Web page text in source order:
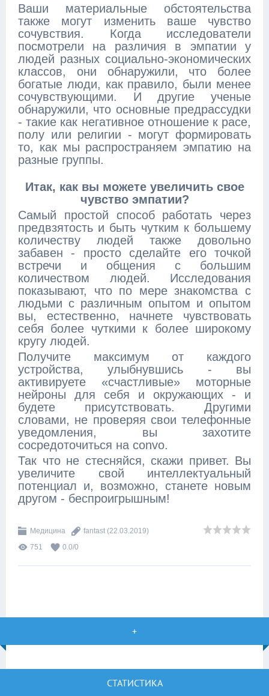
Ваши материальные обстоятельства
также могут изменить ваше чувство
сочувствия. Когда исследователи
посмотрели на различия в эмпатии у
людей разных социально-экономических
классов, они обнаружили, что более
богатые люди, как правило, были менее
сочувствующими. И другие ученые
обнаружили, что основные предрассудки
- такие как негативное отношение к расе,
полу или религии - могут формировать
то, как мы распространяем эмпатию на
разные группы.
Итак, как вы можете увеличить свое
чувство эмпатии?
Самый простой способ работать через
предвзятость и быть чутким к большему
количеству людей также довольно
забавен - просто сделайте его точкой
встречи и общения с большим
количеством людей. Исследования
показывают, что по мере знакомства с
людьми с различным опытом и опытом
вы, естественно, начнете чувствовать
себя более чуткими к более широкому
кругу людей.
Получите максимум от каждого
устройства, улыбнувшись - вы
активируете «счастливые» моторные
нейроны для себя и окружающих - и
будете присутствовать. Другими
словами, не проверяя свои телефонные
уведомления, вы захотите
сосредоточиться на convo.
Так что не стесняйся, скажи привет. Вы
увеличите свой интеллектуальный
потенциал и, возможно, станете новым
другом - беспроигрышным!
Медицина fantast (22.03.2019)
751
0.0/0
+
СТАТИСТИКА